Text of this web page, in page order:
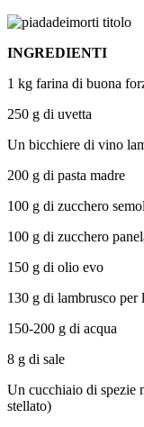
INGREDIENTI
1 kg farina di buona
250 g di uvetta
Un bicchiere di vino
200 g di pasta madre
100 g di zucchero
100 g di zucchero
150 g di olio evo
130 g di lambrusco per
150-200 g di acqua
8 g di sale
Un cucchiaio di spezie
stellato)